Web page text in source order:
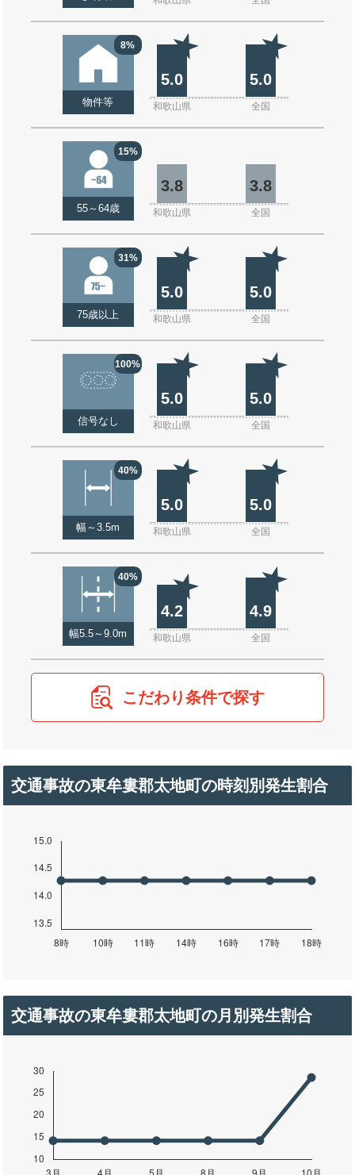
8%
物件等
5.0 5.0
和歌山県 全国
15%
55～64歳
3.8 3.8
和歌山県 全国
31%
75歳以上
5.0 5.0
和歌山県 全国
100%
信号なし
5.0 5.0
和歌山県 全国
40%
幅～3.5m
5.0 5.0
和歌山県 全国
40%
幅5.5～9.0m
4.2 4.9
和歌山県 全国
こだわり条件で探す
交通事故の東牟婁郡太地町の時刻別発生割合
交通事故の東牟婁郡太地町の月別発生割合